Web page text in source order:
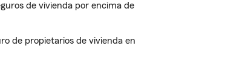
de vivienda por encima de
de propietarios de vivienda en